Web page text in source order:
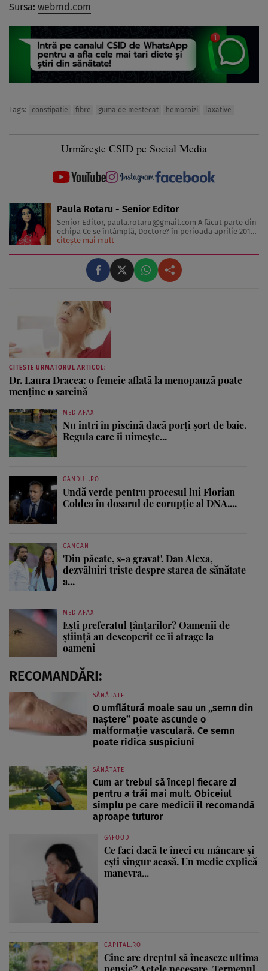
Sursa: webmd.com
Tags: constipatie fibre guma de mestecat hemoroizi laxative
Urmărește CSID pe Social Media
Paula Rotaru - Senior Editor
Senior Editor, paula.rotaru@gmail.com
echipa Ce se întâmplă, Doctore? în perioada aprilie 2013-
decembrie 2023. Articolele sale cuprind informații despre
și sănătatea emoțională. Colaborări: Viața ...
citește mai mult
CITESTE URMATORUL ARTICOL:
Dr. Laura Dracea: o femeie aflată la menopauză poate
menţine o sarcină
MEDIAFAX
Nu intri în piscină dacă porți șort de baie.
Regula care îi uimește...
GANDUL.RO
Undă verde pentru procesul lui Florian
Coldea în dosarul de corupție al DNA....
CANCAN
'Din păcate, s-a gravat'. Dan Alexa,
dezvăluiri triste despre starea de sănătate
a...
MEDIAFAX
Ești preferatul țânțarilor? Oamenii de
știință au descoperit ce îi atrage la
oameni
RECOMANDĂRI:
SĂNĂTATE
O umflătură moale sau un „semn din
naștere” poate ascunde o
malformație vasculară. Ce semn
poate ridica suspiciuni
SĂNĂTATE
Cum ar trebui să începi fiecare zi
pentru a trăi mai mult. Obiceiul
simplu pe care medicii îl recomandă
aproape tuturor
G4FOOD
Ce faci dacă te îneci cu mâncare și
ești singur acasă. Un medic explică
manevra...
CAPITAL.RO
Cine are dreptul să încaseze ultima